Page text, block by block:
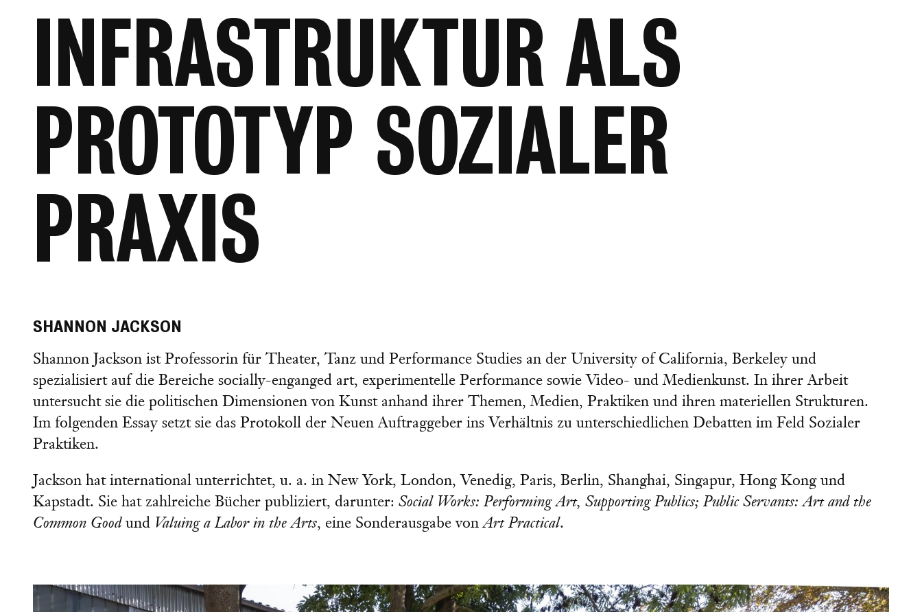
INFRASTRUKTUR ALS
PROTOTYP SOZIALER
PRAXIS
SHANNON JACKSON
Shannon Jackson ist Professorin für Theater, Tanz und Performance Studies an der University of California, Berkeley und
spezialisiert auf die Bereiche socially-enganged art, experimentelle Performance sowie Video- und Medienkunst. In ihrer Arbeit
untersucht sie die politischen Dimensionen von Kunst anhand ihrer Themen, Medien, Praktiken und ihren materiellen Strukturen.
Im folgenden Essay setzt sie das Protokoll der Neuen Auftraggeber ins Verhältnis zu unterschiedlichen Debatten im Feld Sozialer
Praktiken.
Jackson hat international unterrichtet, u. a. in New York, London, Venedig, Paris, Berlin, Shanghai, Singapur, Hong Kong und
Kapstadt. Sie hat zahlreiche Bücher publiziert, darunter: Social Works: Performing Art, Supporting Publics; Public Servants: Art and the
Common Good und Valuing a Labor in the Arts, eine Sonderausgabe vonArt Practical.